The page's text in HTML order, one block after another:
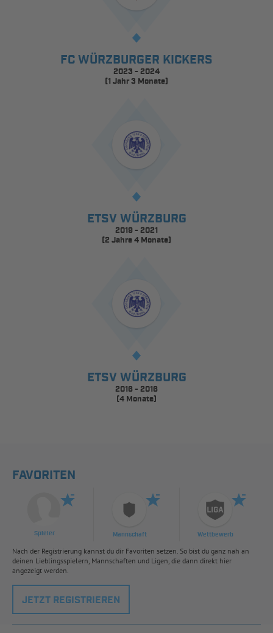
FC WÜRZBURGER KICKERS
2023 - 2024
(1 Jahr 3 Monate)
ETSV WÜRZBURG
2019 - 2021
(2 Jahre 4 Monate)
ETSV WÜRZBURG
2016 - 2016
(4 Monate)
FAVORITEN
Spieler Mannschaft Wettbewerb
Nach der Registrierung kannst du dir Favoriten setzen. So bist du ganz nah an
deinen Lieblingsspielern, Mannschaften und Ligen, die dann direkt hier
angezeigt werden.
JETZT REGISTRIEREN